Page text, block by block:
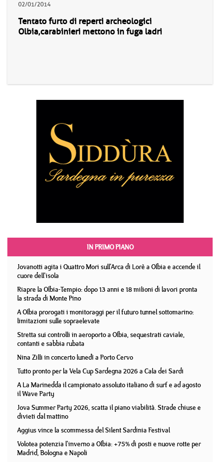
02/01/2014
Tentato furto di reperti archeologici
Olbia,carabinieri mettono in fuga ladri
IN PRIMO PIANO
Jovanotti agita i Quattro Mori sull'Arca di Lorè a Olbia e accende il
cuore dell'isola
Riapre la Olbia-Tempio: dopo 13 anni e 18 milioni di lavori pronta
la strada di Monte Pino
A Olbia prorogati i monitoraggi per il futuro tunnel sottomarino:
limitazioni sulle sopraelevate
Stretta sui controlli in aeroporto a Olbia, sequestrati caviale,
contanti e sabbia rubata
Nina Zilli in concerto lunedì a Porto Cervo
Tutto pronto per la Vela Cup Sardegna 2026 a Cala dei Sardi
A La Marinedda il campionato assoluto italiano di surf e ad agosto
il Wave Party
Jova Summer Party 2026, scatta il piano viabilità. Strade chiuse e
divieti dal mattino
Aggius vince la scommessa del Silent Sardinia Festival
Volotea potenzia l'inverno a Olbia: +75% di posti e nuove rotte per
Madrid, Bologna e Napoli